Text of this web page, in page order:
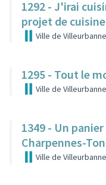
1292 - J'irai
projet de
Ville de Villeurbanne
1295 - Tout le
Ville de Villeurbanne
1349 - Un
Charpennes-
Ville de Villeurbanne